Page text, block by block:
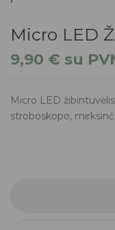
Micro LED
9,90 € su
Micro LED
stroboskopo,